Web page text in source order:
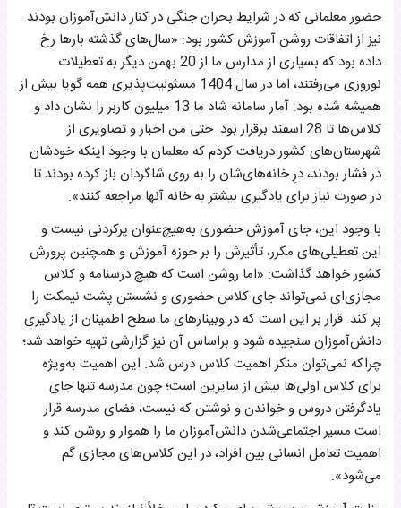
حضور معلمانی که در شرایط بحران جنگی در کنار دانش‌آموزان بودند
نیز از اتفاقات روشن آموزش کشور بود: «سال‌های گذشته بارها رخ
داده بود که بسیاری از مدارس ما از 20 بهمن دیگر به تعطیلات
نوروزی می‌رفتند، اما در سال 1404 مسئولیت‌پذیری همه گویا بیش از
همیشه شده بود. آمار سامانه شاد ما 13 میلیون کاربر را نشان داد و
کلاس‌ها تا 28 اسفند برقرار بود. حتی من اخبار و تصاویری از
شهرستان‌های کشور دریافت کردم که معلمان با وجود اینکه خودشان
در فشار بودند، درِ خانه‌های‌شان را به روی شاگردان باز کرده بودند تا
در صورت نیاز برای یادگیری بیشتر به خانه آنها مراجعه کنند».
‌با وجود این، جای آموزش حضوری به‌هیچ‌عنوان پرکردنی نیست و
این تعطیلی‌های مکرر، تأثیرش را بر حوزه آموزش و همچنین پرورش
کشور خواهد گذاشت: «اما روشن است که هیچ درسنامه و کلاس
مجازی‌ای نمی‌تواند جای کلاس حضوری و نشستن پشت نیمکت را
پر کند. قرار بر این است که در وبینارهای ما سطح اطمینان از یادگیری
دانش‌آموزان سنجیده شود و بر‌اساس آن نیز گزارشی تهیه خواهد شد؛
چرا‌که نمی‌توان منکر اهمیت کلاس درس شد. این اهمیت به‌‌ویژه
برای کلاس ‌اولی‌ها بیش از سایرین است؛ چون مدرسه تنها جای
یاد‌گرفتن دروس و خواندن و نوشتن که نیست، فضای مدرسه قرار
است مسیر اجتماعی‌شدن دانش‌آموزان ما را هموار و روشن کند و
اهمیت تعامل انسانی بین افراد، در این کلاس‌های مجازی گم
می‌شود».